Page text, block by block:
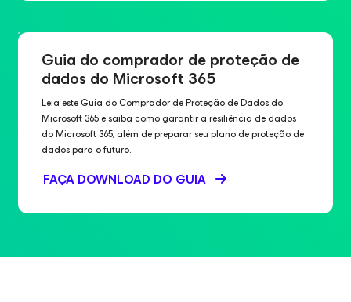
Guia do comprador de proteção de
dados do Microsoft 365
Leia este Guia do Comprador de Proteção de Dados do
Microsoft 365 e saiba como garantir a resiliência de dados
do Microsoft 365, além de preparar seu plano de proteção de
dados para o futuro.
FAÇA DOWNLOAD DO GUIA